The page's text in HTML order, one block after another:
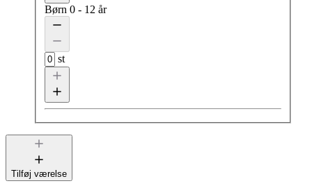
Børn 0 - 12 år
st
Tilføj værelse